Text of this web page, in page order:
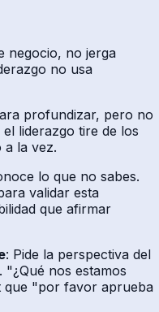
negocio, no jerga
no usa
profundizar, pero no
liderazgo tire de los
a la vez.
lo que no sabes.
validar esta
que afirmar
: Pide la perspectiva del
nos estamos
que "por favor aprueba